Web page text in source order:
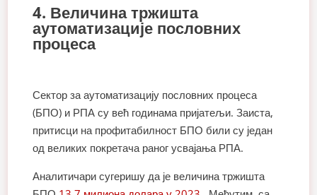
4. Величина тржишта
аутоматизације пословних
процеса
Сектор за аутоматизацију пословних процеса
(БПО) и РПА су већ годинама пријатељи. Заиста,
притисци на профитабилност БПО били су један
од великих покретача раног усвајања РПА.
Аналитичари сугеришу да је величина тржишта